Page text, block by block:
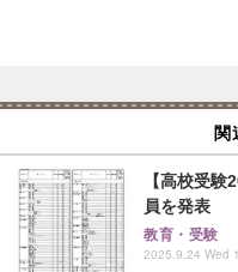
関
【高校受
員を発表
教育・受験
2025.9.24 Wed